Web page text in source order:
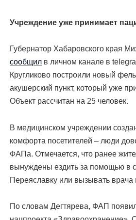
Учреждение уже принимает
Губернатор Хабаровского края
сообщил в личном канале в
Кругликово построили новый
акушерский пункт, который уже
Объект рассчитан на 25 человек.
В медицинском учреждении
комфорта посетителей – люди
ФАПа. Отмечается, что ранее
вынуждены ездить за помощью в
Переяславку или вызывать врача
По словам Дегтярева, ФАП